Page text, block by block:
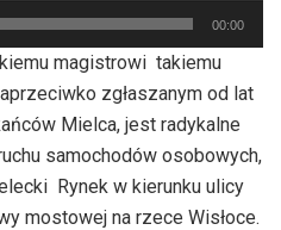
00:00
magistrowi takiemu
zgłaszanym od lat
Mielca, jest radykalne
samochodów osobowych,
Rynek w kierunku ulicy
mostowej na rzece Wisłoce.